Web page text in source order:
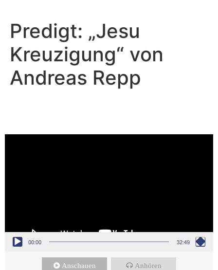
Predigt: „Jesu
Kreuzigung“ von
Andreas Repp
Video-Player
00:00 32:49
Anschauen Anhören